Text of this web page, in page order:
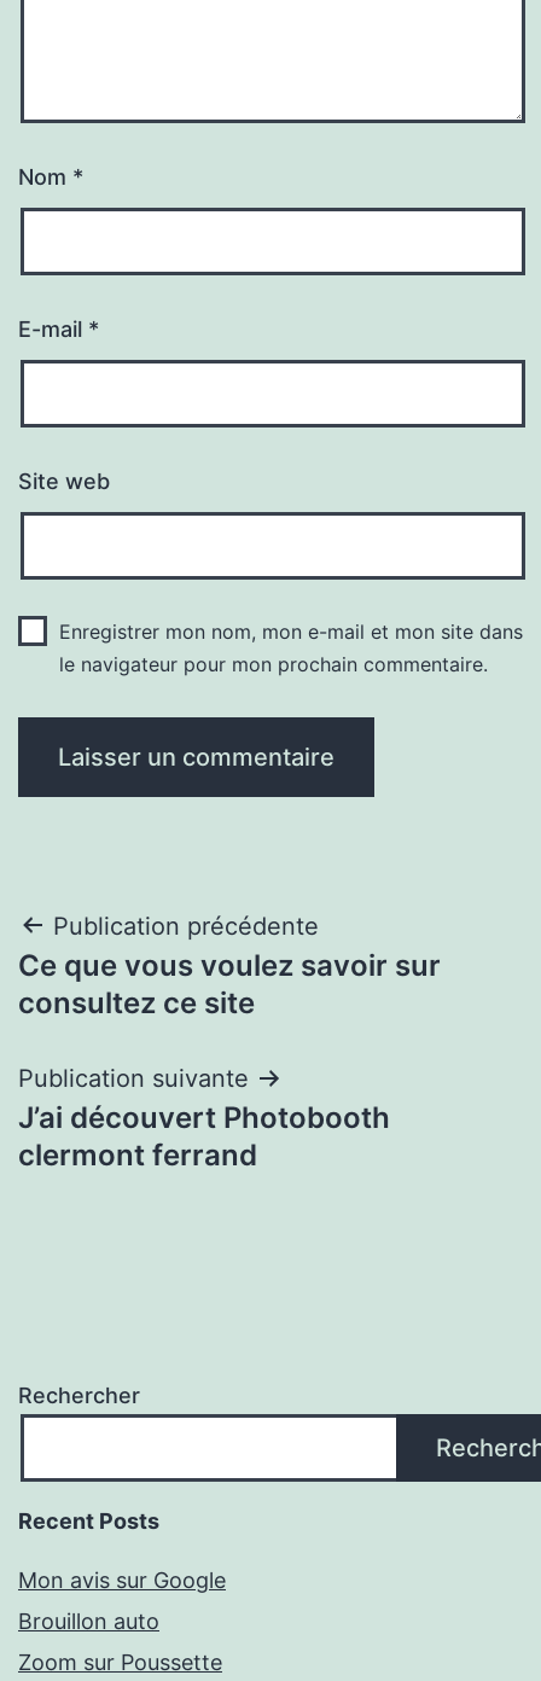
Nom *
E-mail *
Site web
Enregistrer mon nom, mon e-mail et mon site dans
le navigateur pour mon prochain commentaire.
Navigation
de
Publication précédente
Ce que vous voulez savoir sur
consultez ce site
Publication suivante
J’ai découvert Photobooth
clermont ferrand
Rechercher
Recent Posts
Mon avis sur Google
Brouillon auto
Zoom sur Poussette